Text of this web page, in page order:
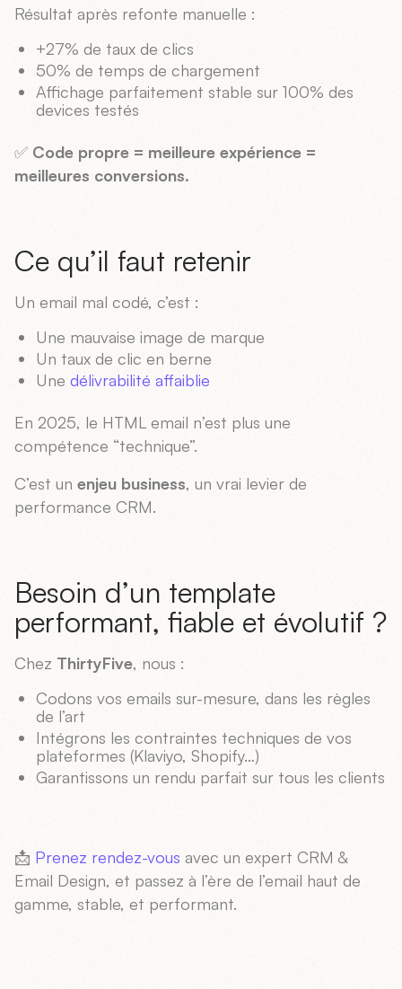
Résultat après refonte manuelle :
+27% de taux de clics
50% de temps de chargement
Affichage parfaitement stable sur 100% des
devices testés
✅ Code propre = meilleure expérience =
meilleures conversions.
Ce qu’il faut retenir
Un email mal codé, c’est :
Une mauvaise image de marque
Un taux de clic en berne
Une délivrabilité affaiblie
En 2025, le HTML email n’est plus une
compétence “technique”.
C’est un enjeu business, un vrai levier de
performance CRM.
Besoin d’un template
performant, fiable et évolutif ?
Chez ThirtyFive, nous :
Codons vos emails sur-mesure, dans les règles
de l’art
Intégrons les contraintes techniques de vos
plateformes (Klaviyo, Shopify…)
Garantissons un rendu parfait sur tous les clients
📩 Prenez rendez-vous avec un expert CRM &
Email Design, et passez à l’ère de l’email haut de
gamme, stable, et performant.